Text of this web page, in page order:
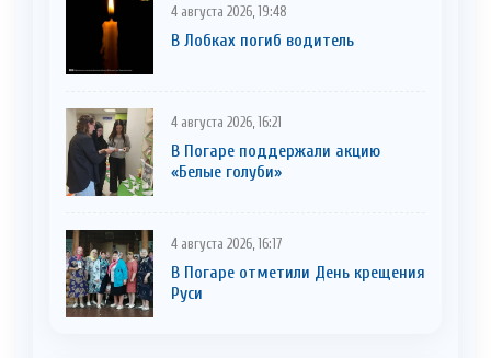
4 августа 2026, 19:48
В Лобках погиб водитель
4 августа 2026, 16:21
В Погаре поддержали акцию
«Белые голуби»
4 августа 2026, 16:17
В Погаре отметили День крещения
Руси